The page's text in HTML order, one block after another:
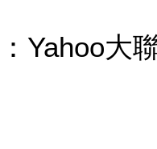
Yahoo大